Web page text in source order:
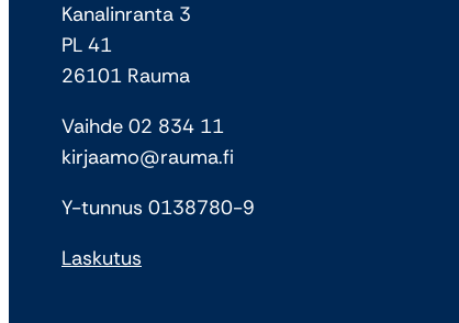
Kanalinranta 3
PL 41
26101 Rauma
Vaihde 02 834 11
kirjaamo@rauma.fi
Y-tunnus 0138780-9
Laskutus